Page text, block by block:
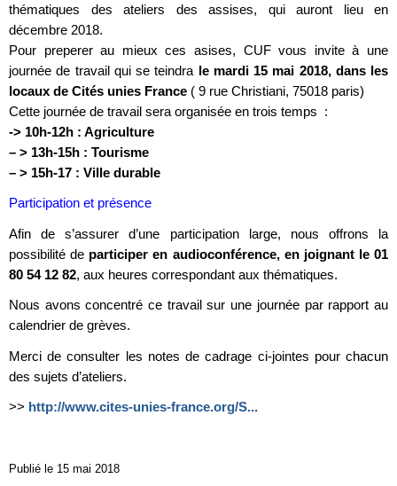
thématiques des ateliers des assises, qui auront lieu en
décembre 2018.
Pour preperer au mieux ces asises, CUF vous invite à une
journée de travail qui se teindra le mardi 15 mai 2018, dans les
locaux de Cités unies France ( 9 rue Christiani, 75018 paris)
Cette journée de travail sera organisée en trois temps :
-> 10h-12h : Agriculture
– > 13h-15h : Tourisme
– > 15h-17 : Ville durable
Participation et présence
Afin de s’assurer d’une participation large, nous offrons la
possibilité de participer en audioconférence, en joignant le 01
80 54 12 82, aux heures correspondant aux thématiques.
Nous avons concentré ce travail sur une journée par rapport au
calendrier de grèves.
Merci de consulter les notes de cadrage ci-jointes pour chacun
des sujets d’ateliers.
>> http://www.cites-unies-france.org/S...
Publié le 15 mai 2018